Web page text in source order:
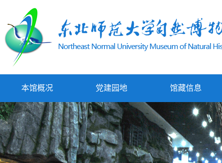
本馆概况 党建园地 馆藏信息